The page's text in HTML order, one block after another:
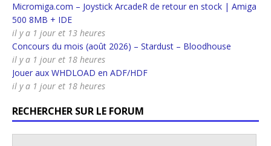
Micromiga.com – Joystick ArcadeR de retour en stock | Amiga
500 8MB + IDE
il y a 1 jour et 13 heures
Concours du mois (août 2026) – Stardust – Bloodhouse
il y a 1 jour et 18 heures
Jouer aux WHDLOAD en ADF/HDF
il y a 1 jour et 18 heures
RECHERCHER SUR LE FORUM